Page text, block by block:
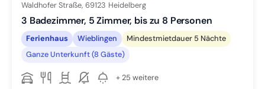
Waldhofer Straße, 69123 Heidelberg
3 Badezimmer, 5 Zimmer, bis zu 8 Personen
Ferienhaus Wieblingen
Mindestmietdauer 5 Nächte
Ganze Unterkunft (8 Gäste)
+ 25 weitere